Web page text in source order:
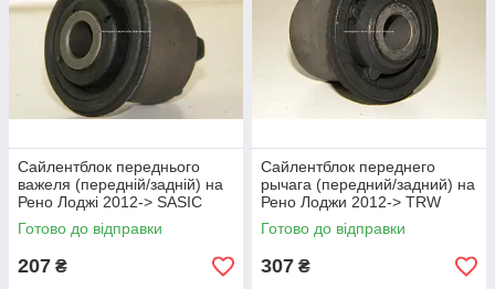
Сайлентблок переднього
важеля (передній/задній) на
Рено Лоджі 2012-> SASIC
(Франція) 4001528
Готово до відправки
207 ₴
Сайлентблок переднего
рычага (передний/задний) на
Рено Лоджи 2012-> TRW
(Германия) JBU751
Готово до відправки
307 ₴